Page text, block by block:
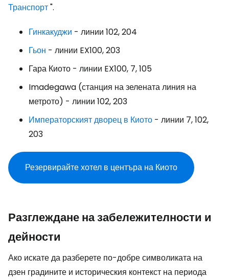
Транспорт".
Гинкакуджи - линии 102, 204
Гьон - линии EX100, 203
Гара Киото - линии EX100, 7, 105
Imadegawa (станция на зелената линия на
метрото) - линии 102, 203
Императорският дворец в Киото - линии 7, 102,
203
Резервирайте хотел в центъра на Киото
Разглеждане на забележителности и
дейности
Ако искате да разберете по-добре символиката на
дзен градините и историческия контекст на периода